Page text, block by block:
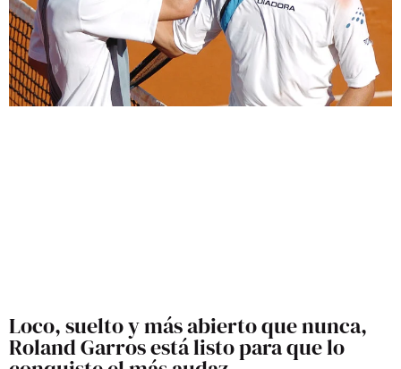
Loco, suelto y más abierto que nunca,
Roland Garros está listo para que lo